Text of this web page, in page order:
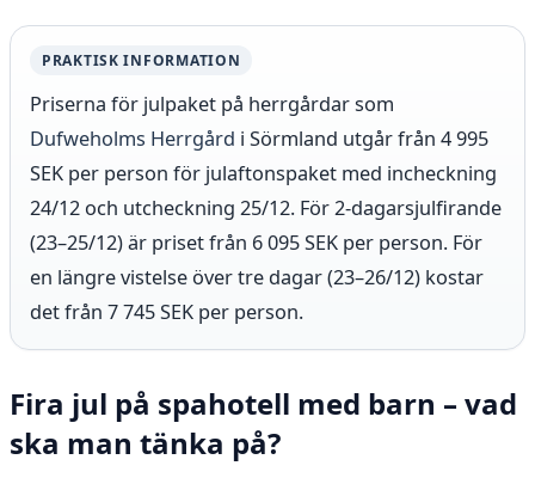
PRAKTISK INFORMATION
Priserna för julpaket på herrgårdar som
Dufweholms Herrgård i Sörmland utgår från 4 995
SEK per person för julaftonspaket med incheckning
24/12 och utcheckning 25/12. För 2-dagarsjulfirande
(23–25/12) är priset från 6 095 SEK per person. För
en längre vistelse över tre dagar (23–26/12) kostar
det från 7 745 SEK per person.
Fira jul på spahotell med barn – vad
ska man tänka på?